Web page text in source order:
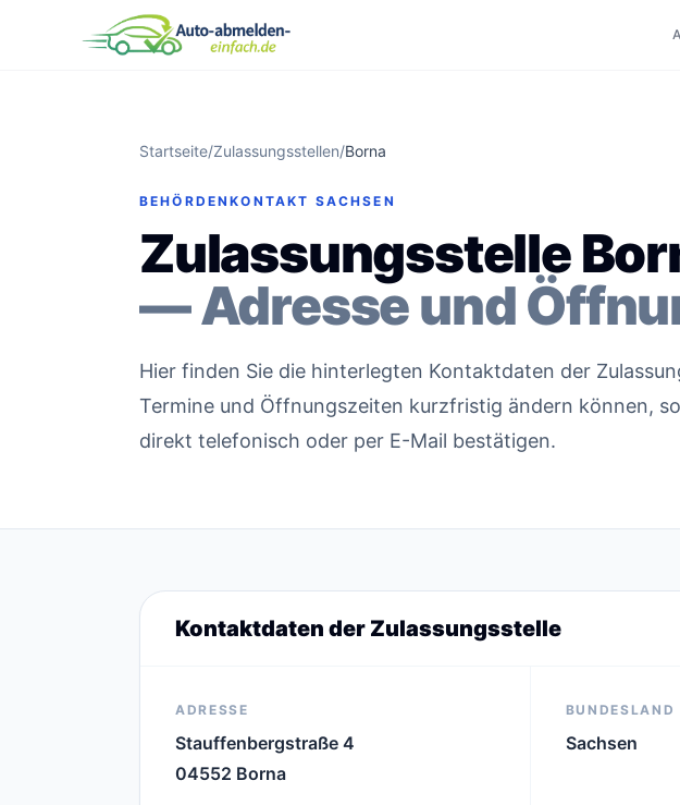
Startseite/Zulassungsstellen/Borna
BEHÖRDENKONTAKT SACHSEN
Zulassungsstelle
— Adresse und
Hier finden Sie die hinterlegten Kontaktdaten der
Termine und Öffnungszeiten kurzfristig ändern können,
direkt telefonisch oder per E-Mail bestätigen.
Kontaktdaten der Zulassungsstelle
ADRESSE
Stauffenbergstraße 4
04552 Borna
BUNDESLAND
Sachsen